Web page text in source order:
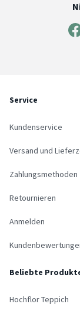
Service
Kundenservice
Versand und
Zahlungsmethoden
Retournieren
Anmelden
Beliebte
Hochflor Teppich